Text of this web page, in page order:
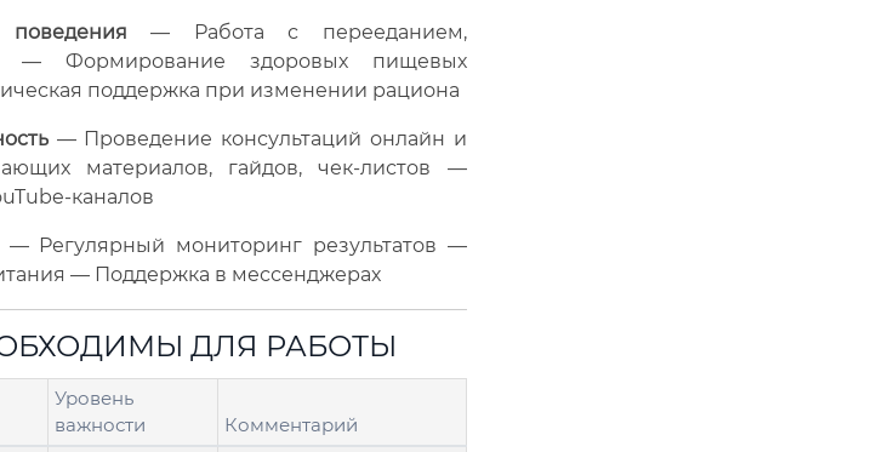
— Работа с перееданием,
— Формирование здоровых пищевых
поддержка при изменении рациона
— Проведение консультаций онлайн и
материалов, гайдов, чек-листов —
каналов
Регулярный мониторинг результатов —
— Поддержка в мессенджерах
ДЛЯ РАБОТЫ
Уровень
важности
Комментарий